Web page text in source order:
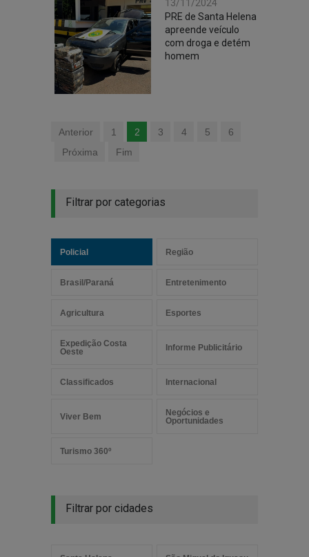
13/11/2024
PRE de Santa Helena
apreende veículo
com droga e detém
homem
Anterior 1 2 3 4 5
6
Próxima
Fim
Filtrar por categorias
Policial Região
Brasil/Paraná Entretenimento
Agricultura Esportes
Expedição Costa
Oeste
Informe Publicitário
Classificados Internacional
Viver Bem
Negócios e
Oportunidades
Turismo 360º
Filtrar por cidades